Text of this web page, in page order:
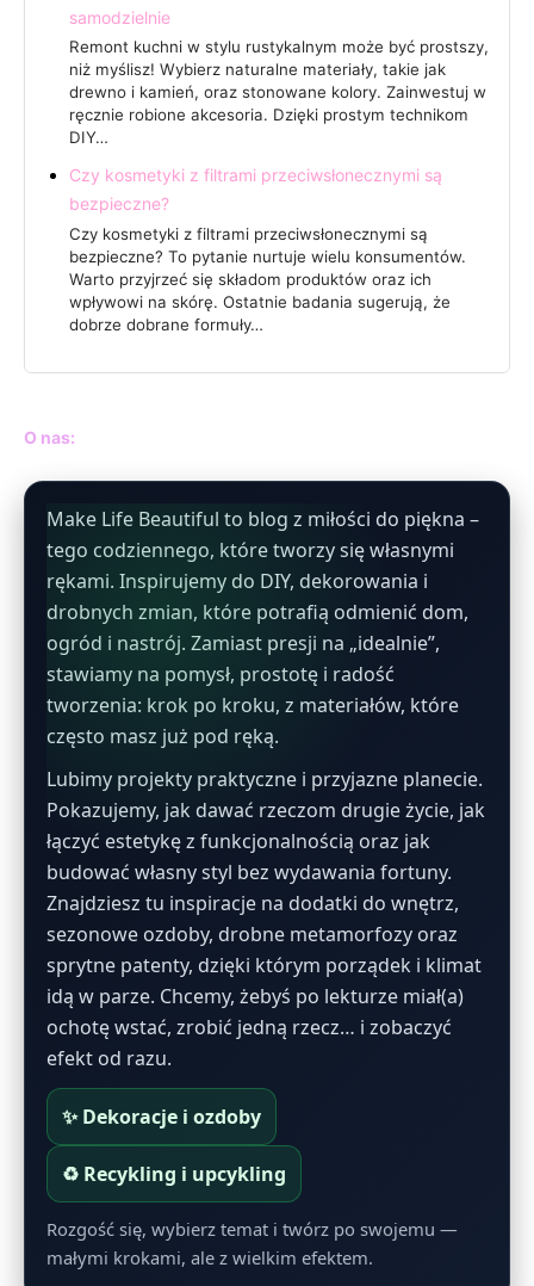
samodzielnie
Remont kuchni w stylu rustykalnym może być prostszy,
niż myślisz! Wybierz naturalne materiały, takie jak
drewno i kamień, oraz stonowane kolory. Zainwestuj w
ręcznie robione akcesoria. Dzięki prostym technikom
DIY…
Czy kosmetyki z filtrami przeciwsłonecznymi są
bezpieczne?
Czy kosmetyki z filtrami przeciwsłonecznymi są
bezpieczne? To pytanie nurtuje wielu konsumentów.
Warto przyjrzeć się składom produktów oraz ich
wpływowi na skórę. Ostatnie badania sugerują, że
dobrze dobrane formuły…
O nas:
Make Life Beautiful to blog z miłości do piękna –
tego codziennego, które tworzy się własnymi
rękami. Inspirujemy do DIY, dekorowania i
drobnych zmian, które potrafią odmienić dom,
ogród i nastrój. Zamiast presji na „idealnie”,
stawiamy na pomysł, prostotę i radość
tworzenia: krok po kroku, z materiałów, które
często masz już pod ręką.
Lubimy projekty praktyczne i przyjazne planecie.
Pokazujemy, jak dawać rzeczom drugie życie, jak
łączyć estetykę z funkcjonalnością oraz jak
budować własny styl bez wydawania fortuny.
Znajdziesz tu inspiracje na dodatki do wnętrz,
sezonowe ozdoby, drobne metamorfozy oraz
sprytne patenty, dzięki którym porządek i klimat
idą w parze. Chcemy, żebyś po lekturze miał(a)
ochotę wstać, zrobić jedną rzecz… i zobaczyć
efekt od razu.
✨ Dekoracje i ozdoby
♻️ Recykling i upcykling
Rozgość się, wybierz temat i twórz po swojemu —
małymi krokami, ale z wielkim efektem.